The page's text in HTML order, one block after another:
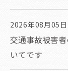
2026年08月05日
交通事故被害
いてです